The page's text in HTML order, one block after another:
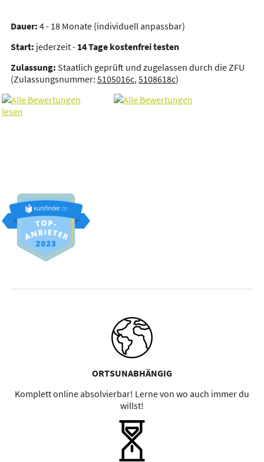
Dauer: 4 - 18 Monate (individuell anpassbar)
Start: jederzeit - 14 Tage kostenfrei testen
Zulassung: Staatlich geprüft und zugelassen durch die ZFU
(Zulassungsnummer: 5105016c, 5108618c)
ORTSUNABHÄNGIG
Komplett online absolvierbar! Lerne von wo auch immer du
willst!